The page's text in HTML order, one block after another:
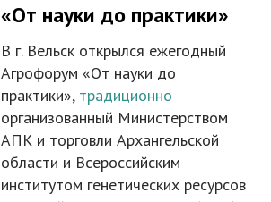
«От науки до практики»
В г. Вельск открылся ежегодный
Агрофорум «От науки до
практики», традиционно
организованный Министерством
АПК и торговли Архангельской
области и Всероссийским
институтом генетических ресурсов